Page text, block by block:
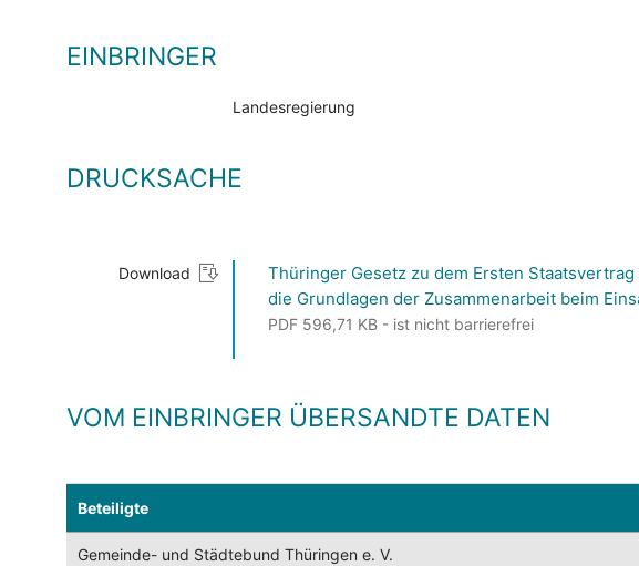
EINBRINGER
Landesregierung
DRUCKSACHE
Download
Thüringer Gesetz zu dem Ersten
die Grundlagen der Zusammenarbeit beim
PDF 596,71 KB - ist nicht barrierefrei
VOM EINBRINGER ÜBERSANDTE DATEN
Beteiligte
Gemeinde- und Städtebund Thüringen e. V.